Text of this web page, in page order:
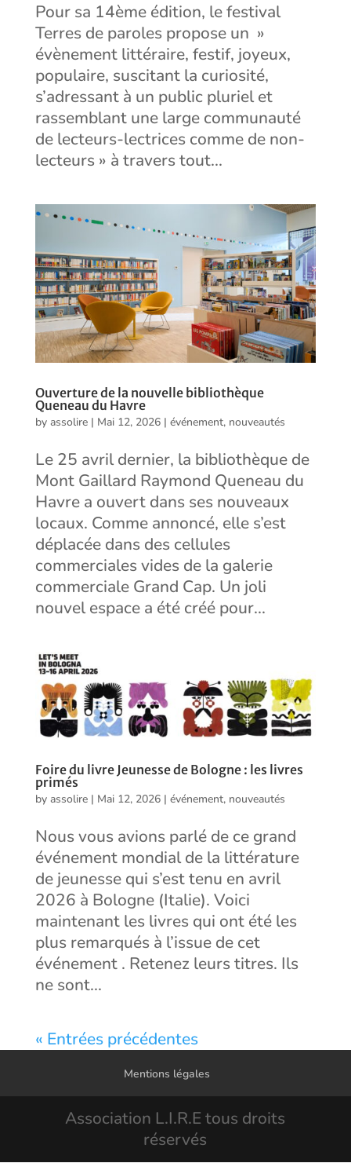
Pour sa 14ème édition, le festival
Terres de paroles propose un »
évènement littéraire, festif, joyeux,
populaire, suscitant la curiosité,
s’adressant à un public pluriel et
rassemblant une large communauté
de lecteurs-lectrices comme de non-
lecteurs » à travers tout...
Ouverture de la nouvelle bibliothèque
Queneau du Havre
by assolire| Mai 12, 2026| événement, nouveautés
Le 25 avril dernier, la bibliothèque de
Mont Gaillard Raymond Queneau du
Havre a ouvert dans ses nouveaux
locaux. Comme annoncé, elle s’est
déplacée dans des cellules
commerciales vides de la galerie
commerciale Grand Cap. Un joli
nouvel espace a été créé pour...
Foire du livre Jeunesse de Bologne : les livres
primés
by assolire| Mai 12, 2026| événement, nouveautés
Nous vous avions parlé de ce grand
événement mondial de la littérature
de jeunesse qui s’est tenu en avril
2026 à Bologne (Italie). Voici
maintenant les livres qui ont été les
plus remarqués à l’issue de cet
événement . Retenez leurs titres. Ils
ne sont...
« Entrées précédentes
Mentions légales
Association L.I.R.E tous droits
réservés